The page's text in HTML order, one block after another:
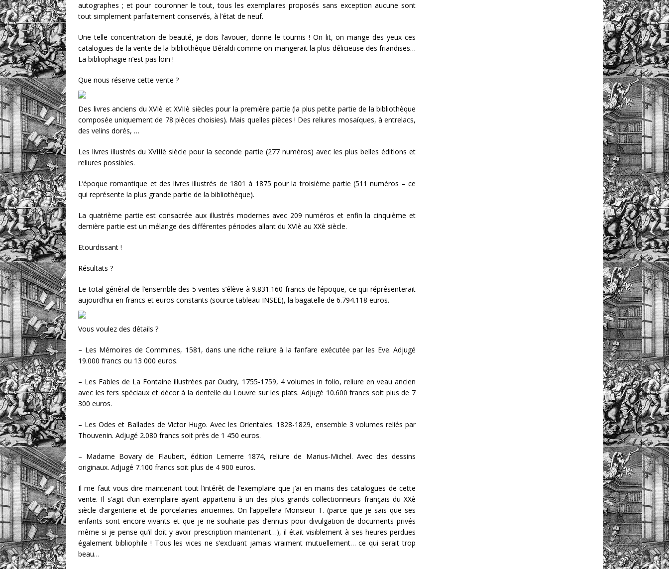
autographes ; et pour couronner le tout, tous les exemplaires proposés sans exception aucune sont
tout simplement parfaitement conservés, à l’état de neuf.
Une telle concentration de beauté, je dois l’avouer, donne le tournis ! On lit, on mange des yeux ces
catalogues de la vente de la bibliothèque Béraldi comme on mangerait la plus délicieuse des friandises…
La bibliophagie n’est pas loin !
Que nous réserve cette vente ?
Des livres anciens du XVIè et XVIIè siècles pour la première partie (la plus petite partie de la bibliothèque
composée uniquement de 78 pièces choisies). Mais quelles pièces ! Des reliures mosaïques, à entrelacs,
des velins dorés, …
Les livres illustrés du XVIIIè siècle pour la seconde partie (277 numéros) avec les plus belles éditions et
reliures possibles.
L’époque romantique et des livres illustrés de 1801 à 1875 pour la troisième partie (511 numéros – ce
qui représente la plus grande partie de la bibliothèque).
La quatrième partie est consacrée aux illustrés modernes avec 209 numéros et enfin la cinquième et
dernière partie est un mélange des différentes périodes allant du XVIè au XXè siècle.
Etourdissant !
Résultats ?
Le total général de l’ensemble des 5 ventes s’élève à 9.831.160 francs de l’époque, ce qui réprésenterait
aujourd’hui en francs et euros constants (source tableau INSEE), la bagatelle de 6.794.118 euros.
Vous voulez des détails ?
– Les Mémoires de Commines, 1581, dans une riche reliure à la fanfare exécutée par les Eve. Adjugé
19.000 francs ou 13 000 euros.
– Les Fables de La Fontaine illustrées par Oudry, 1755-1759, 4 volumes in folio, reliure en veau ancien
avec les fers spéciaux et décor à la dentelle du Louvre sur les plats. Adjugé 10.600 francs soit plus de 7
300 euros.
– Les Odes et Ballades de Victor Hugo. Avec les Orientales. 1828-1829, ensemble 3 volumes reliés par
Thouvenin. Adjugé 2.080 francs soit près de 1 450 euros.
– Madame Bovary de Flaubert, édition Lemerre 1874, reliure de Marius-Michel. Avec des dessins
originaux. Adjugé 7.100 francs soit plus de 4 900 euros.
Il me faut vous dire maintenant tout l’intérêt de l’exemplaire que j’ai en mains des catalogues de cette
vente. Il s’agit d’un exemplaire ayant appartenu à un des plus grands collectionneurs français du XXè
siècle d’argenterie et de porcelaines anciennes. On l’appellera Monsieur T. (parce que je sais que ses
enfants sont encore vivants et que je ne souhaite pas d’ennuis pour divulgation de documents privés
même si je pense qu’il doit y avoir prescription maintenant…), il était visiblement à ses heures perdues
également bibliophile ! Tous les vices ne s’excluant jamais vraiment mutuellement… ce qui serait trop
beau…